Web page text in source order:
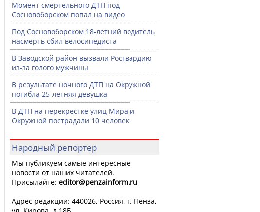
Момент смертельного ДТП под
Сосновоборском попал на видео
Под Сосновоборском 18-летний водитель
насмерть сбил велосипедиста
В Заводской район вызвали Росгвардию
из-за голого мужчины
В результате ночного ДТП на Окружной
погибла 25-летняя девушка
В ДТП на перекрестке улиц Мира и
Окружной пострадали 10 человек
Народный репортер
Мы публикуем самые интересные
новости от наших читателей.
Присылайте: editor@penzainform.ru
Адрес редакции: 440026, Россия, г. Пенза,